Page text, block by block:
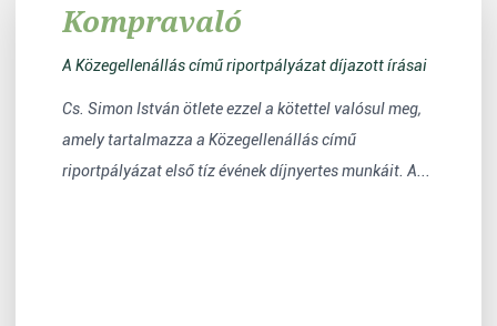
Kompravaló
A Közegellenállás című riportpályázat díjazott írásai
Cs. Simon István ötlete ezzel a kötettel valósul meg,
amely tartalmazza a Közegellenállás című
riportpályázat első tíz évének díjnyertes munkáit. A...